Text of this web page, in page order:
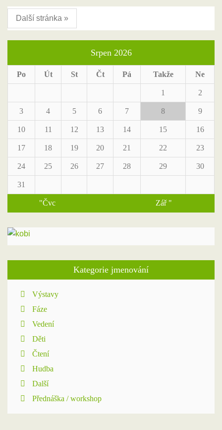
Další stránka »
Srpen 2026
Po Út St Čt Pá Takže Ne
1 2
3 4 5 6 7 8 9
10 11 12 13 14 15 16
17 18 19 20 21 22 23
24 25 26 27 28 29 30
31
"Čvc Zář "
Kategorie jmenování
Výstavy
Fáze
Vedení
Děti
Čtení
Hudba
Další
Přednáška / workshop